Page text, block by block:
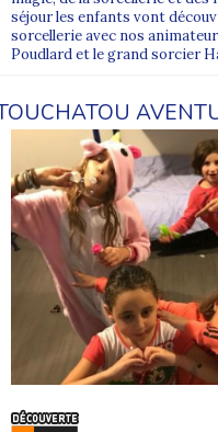
séjour les enfants vont
sorcellerie avec nos
Poudlard et le grand sorcier